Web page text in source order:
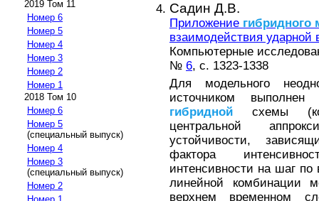
2019 Том 11
Номер 6
Номер 5
Номер 4
Номер 3
Номер 2
Номер 1
2018 Том 10
Номер 6
Номер 5
(специальный выпуск)
Номер 4
Номер 3
(специальный выпуск)
Номер 2
Садин Д.В.
Приложение гибридного
взаимодействия ударной
Компьютерные
№ 6, с. 1323-1338
Для модельного
источником выполнен
гибридной схемы
центральной
устойчивости,
фактора
интенсивности на шаг
линейной комбинации
верхнем временном